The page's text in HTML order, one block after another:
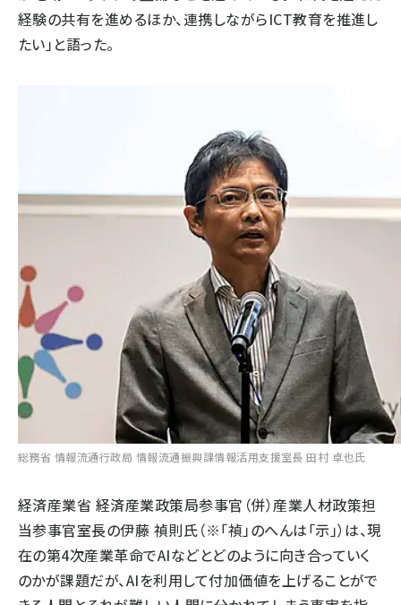
経験の共有を進めるほか、連携しながらICT教育を推進し
たい」と語った。
総務省 情報流通行政局 情報流通振興課情報活用支援室長 田村 卓也氏
経済産業省 経済産業政策局参事官（併）産業人材政策担
当参事官室長の伊藤 禎則氏（※「禎」のへんは「示」）は、現
在の第4次産業革命でAIなどとどのように向き合っていく
のかが課題だが、AIを利用して付加価値を上げることがで